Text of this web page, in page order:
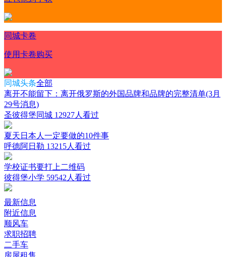
同城卡卷
使用卡卷购买
同城头条全部
离开不能留下：离开俄罗斯的外国品牌和品牌的完整清单(3月
29号消息)
圣彼得堡同城 12927人看过
夏天日本人一定要做的10件事
呼德阿日勒 13215人看过
学校证书要打上二维码
彼得堡小学 59542人看过
最新信息
附近信息
顺风车
求职招聘
二手车
房屋租售